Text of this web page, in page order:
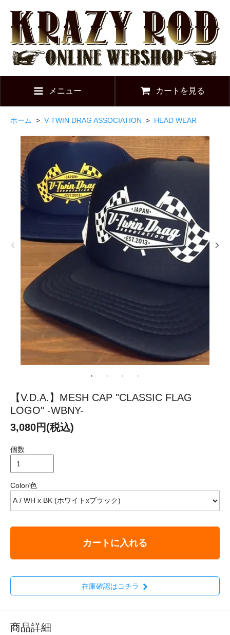
メニュー カートを見る
ホーム > V-TWIN DRAG ASSOCIATION > HEAD WEAR
【V.D.A.】MESH CAP "CLASSIC FLAG
LOGO" -WBNY-
3,080円(税込)
個数
Color/色
カートに入れる
在庫確認はコチラ
商品詳細